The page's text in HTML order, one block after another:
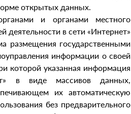
открытых данных.
и органами местного
деятельности в сети «Интернет»
государственными
информации о своей
которой указанная информация
в виде массивов данных,
их автоматическую
без предварительного